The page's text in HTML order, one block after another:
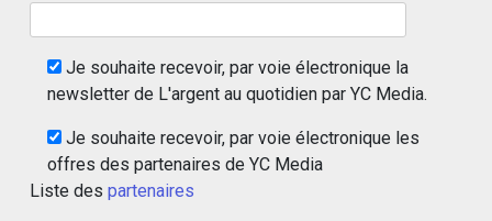
Je souhaite recevoir, par voie électronique la
newsletter de L'argent au quotidien par YC Media.
Je souhaite recevoir, par voie électronique les
offres des partenaires de YC Media
Liste des partenaires